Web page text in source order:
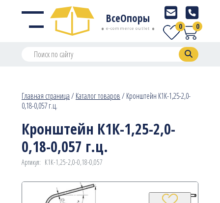
ВсеОпоры
e-commerce outlet 0
0
Главная страница/Каталог товаров/Кронштейн К1К-1,25-2,0-
0,18-0,057 г.ц.
Кронштейн К1К-1,25-2,0-
0,18-0,057 г.ц.
Артикул: К1К-1,25-2,0-0,18-0,057